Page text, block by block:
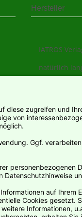
Hersteller
IATROS
natürlich